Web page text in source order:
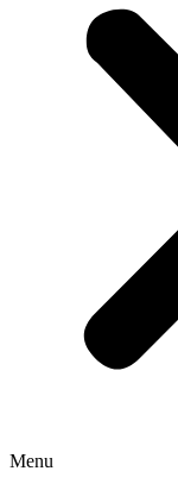
Menu